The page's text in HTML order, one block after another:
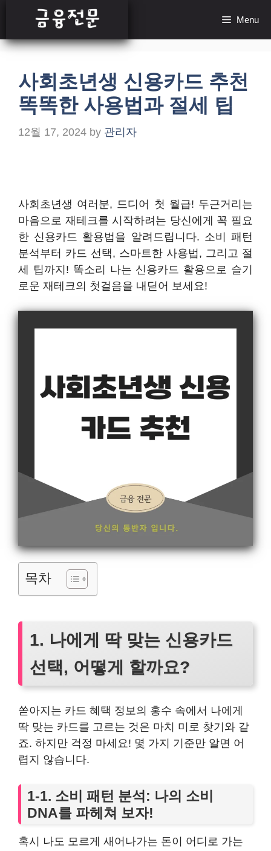
content
Menu
사회초년생 신용카드 추천
똑똑한 사용법과 절세 팁
12월 17, 2024 by 관리자
사회초년생 여러분, 드디어 첫 월급! 두근거리는
마음으로 재테크를 시작하려는 당신에게 꼭 필요
한 신용카드 활용법을 알려드립니다. 소비 패턴
분석부터 카드 선택, 스마트한 사용법, 그리고 절
세 팁까지! 똑소리 나는 신용카드 활용으로 슬기
로운 재테크의 첫걸음을 내딛어 보세요!
목차
1. 나에게 딱 맞는 신용카드
선택, 어떻게 할까요?
쏟아지는 카드 혜택 정보의 홍수 속에서 나에게
딱 맞는 카드를 고르는 것은 마치 미로 찾기와 같
죠. 하지만 걱정 마세요! 몇 가지 기준만 알면 어
렵지 않습니다.
1-1. 소비 패턴 분석: 나의 소비
DNA를 파헤쳐 보자!
혹시 나도 모르게 새어나가는 돈이 어디로 가는